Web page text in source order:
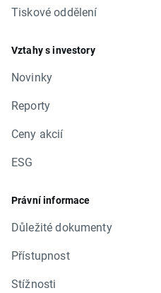
Tiskové oddělení
Vztahy s investory
Novinky
Reporty
Ceny akcií
ESG
Právní informace
Důležité dokumenty
Přístupnost
Stížnosti